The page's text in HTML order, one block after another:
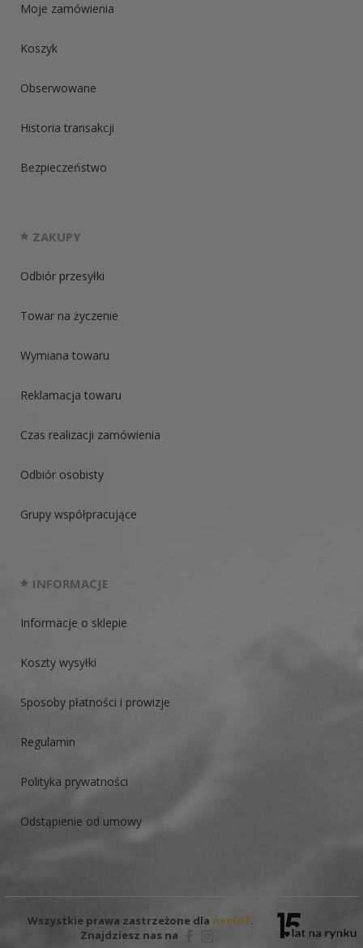
Moje zamówienia
Koszyk
Obserwowane
Historia transakcji
Bezpieczeństwo
ZAKUPY
Odbiór przesyłki
Towar na życzenie
Wymiana towaru
Reklamacja towaru
Czas realizacji zamówienia
Odbiór osobisty
Grupy współpracujące
INFORMACJE
Informacje o sklepie
Koszty wysyłki
Sposoby płatności i prowizje
Regulamin
Polityka prywatności
Odstąpienie od umowy
Wszystkie prawa zastrzeżone dla nestof.
Znajdziesz nas na